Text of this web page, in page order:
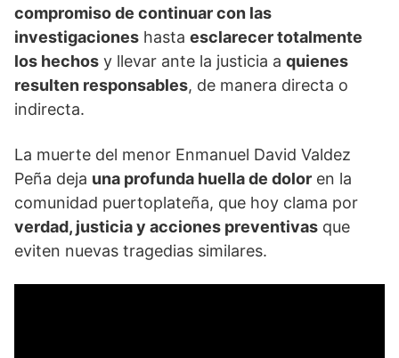
compromiso de continuar con las
investigaciones hasta esclarecer totalmente
los hechos y llevar ante la justicia a quienes
resulten responsables, de manera directa o
indirecta.
La muerte del menor Enmanuel David Valdez
Peña deja una profunda huella de dolor en la
comunidad puertoplateña, que hoy clama por
verdad, justicia y acciones preventivas que
eviten nuevas tragedias similares.